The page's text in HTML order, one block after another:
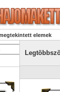
elemek